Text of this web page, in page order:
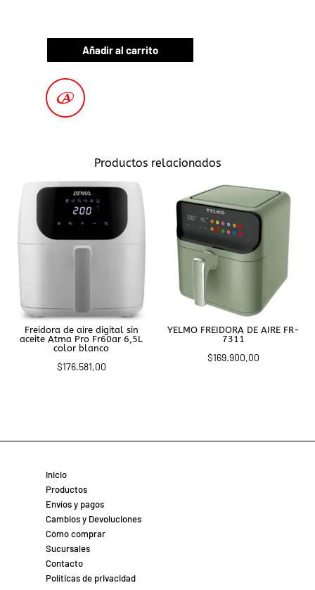
Añadir al carrito
Productos relacionados
Freidora de aire digital sin
aceite Atma Pro Fr60ar 6,5L
color blanco
$176.581,00
YELMO FREIDORA DE AIRE FR-
7311
$169.900,00
Inicio
Productos
Envíos y pagos
Cambios y Devoluciones
Cómo comprar
Sucursales
Contacto
Políticas de privacidad